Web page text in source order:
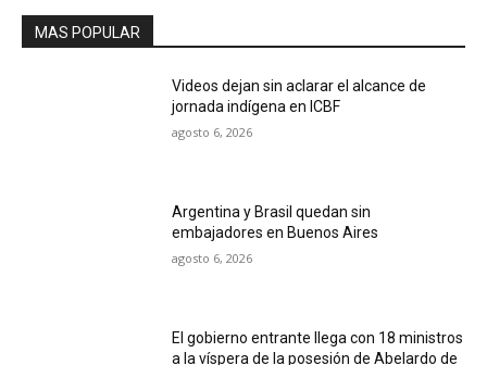
MAS POPULAR
Videos dejan sin aclarar el alcance de
jornada indígena en ICBF
agosto 6, 2026
Argentina y Brasil quedan sin
embajadores en Buenos Aires
agosto 6, 2026
El gobierno entrante llega con 18 ministros
a la víspera de la posesión de Abelardo de